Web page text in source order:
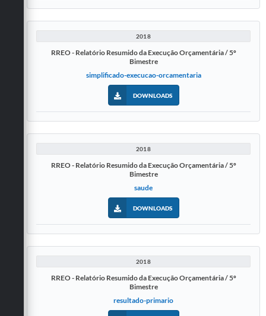
2018
RREO - Relatório Resumido da Execução Orçamentária / 5º
Bimestre
simplificado-execucao-orcamentaria
DOWNLOADS
2018
RREO - Relatório Resumido da Execução Orçamentária / 5º
Bimestre
saude
DOWNLOADS
2018
RREO - Relatório Resumido da Execução Orçamentária / 5º
Bimestre
resultado-primario